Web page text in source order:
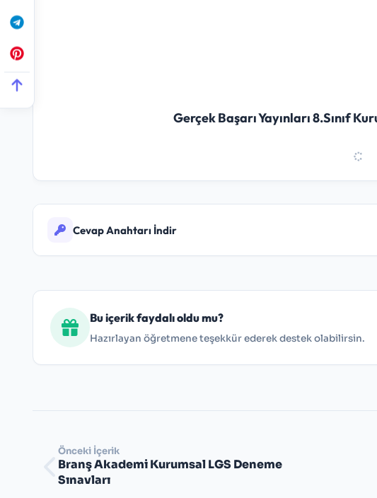
Gerçek Başarı Yayınları 8.Sınıf
Cevap Anahtarı İndir
Bu içerik faydalı oldu mu?
Hazırlayan öğretmene teşekkür ederek destek olabilirsin.
Önceki İçerik
Branş Akademi Kurumsal LGS Deneme
Sınavları